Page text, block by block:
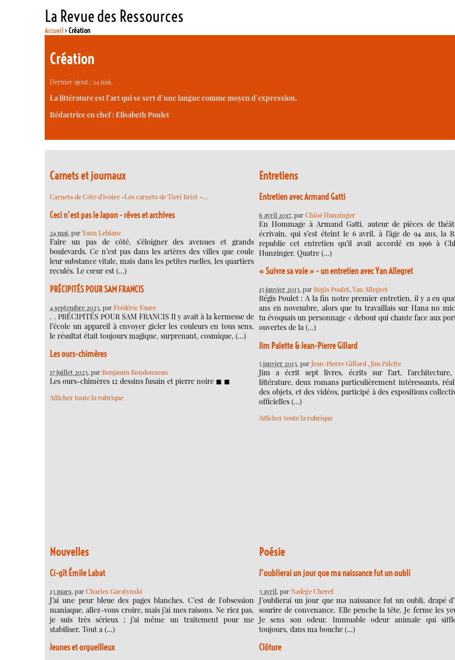
La Revue des Ressources
Accueil>Création
Création
Dernier ajout : 24 mai.
La littérature est l’art qui se sert d’une langue comme moyen d’expression.
Rédactrice en chef : Elisabeth Poulet
Carnets et journaux
Carnets de Côte d’ivoire -Les carnets de Tieri Briet -…
Ceci n’est pas le Japon - rêves et archives
24 mai, parYann Leblanc
Faire un pas de côté, s’éloigner des avenues et grands
boulevards. Ce n’est pas dans les artères des villes que coule
leur substance vitale, mais dans les petites ruelles, les quartiers
reculés. Le cœur est (…)
PRÉCIPITÉS POUR SAM FRANCIS
4 septembre 2023, parFrédéric Faure
. . PRÉCIPITÉS POUR SAM FRANCIS Il y avait à la kermesse de
l’école un appareil à envoyer gicler les couleurs en tous sens,
le résultat était toujours magique, surprenant, cosmique, (…)
Les ours-chimères
17 juillet 2023, parBenjamin Bondonneau
Les ours-chimères 12 dessins fusain et pierre noire ◼︎ ◼︎
Afficher toute la rubrique
Entretiens
Entretien avec Armand Gatti
6 avril 2017, parChloé Hunzinger
En Hommage à Armand Gatti, auteur de pièces de
écrivain, qui s’est éteint le 6 avril, à l’âge de 94 ans, la
republie cet entretien qu’il avait accordé en 1996 à
Hunzinger. Quatre (…)
« Suivre sa voie » - un entretien avec Yan Allegret
15 janvier 2013, parRégis Poulet,Yan Allegret
Régis Poulet : A la fin notre premier entretien, il y a eu
ans en novembre, alors que tu travaillais sur Hana no
tu évoquais un personnage « debout qui chante face aux
ouvertes de la (…)
Jim Palette & Jean-Pierre Gillard
5 janvier 2013, parJean-Pierre Gillard ,Jim Palette
Jim a écrit sept livres, écrits sur l’art,
littérature, deux romans particulièrement intéressants,
des objets, et des vidéos, participé à des expositions
officielles (…)
Afficher toute la rubrique
Nouvelles
Ci-gît Émile Labat
13 mars, parCharles Garatynski
J’ai une peur bleue des pages blanches. C’est de l’obsession
maniaque, allez-vous croire, mais j’ai mes raisons. Ne riez pas,
je suis très sérieux ; j’ai même un traitement pour me
stabiliser. Tout a (…)
Jeunes et orgueilleux
Poésie
J’oublierai un jour que ma naissance fut un oubli
3 avril, parNadège Cheref
J’oublierai un jour que ma naissance fut un oubli, drapé
sourire de convenance. Elle penche la tête. Je ferme les
Je sens son odeur. Immuable odeur animale qui
toujours, dans ma bouche (…)
Clôture